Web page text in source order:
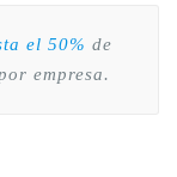
el 50% de
empresa.